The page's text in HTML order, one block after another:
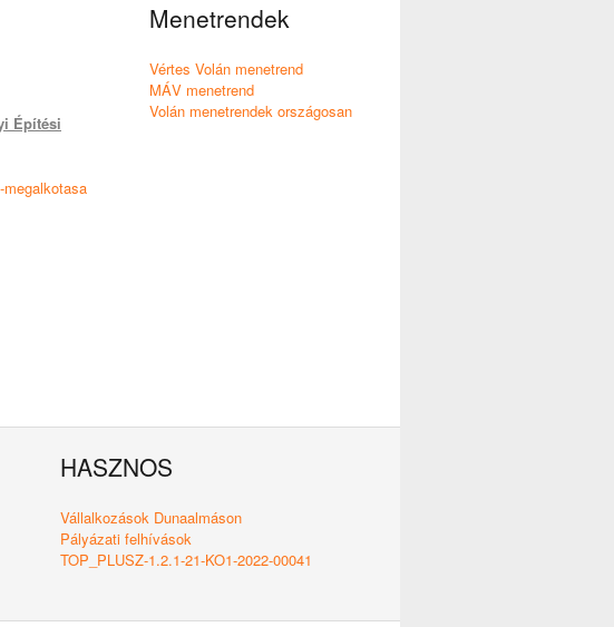
Építési
Menetrendek
Vértes Volán menetrend
MÁV menetrend
Volán menetrendek országosan
HASZNOS
Vállalkozások Dunaalmáson
Pályázati felhívások
TOP_PLUSZ-1.2.1-21-KO1-2022-00041